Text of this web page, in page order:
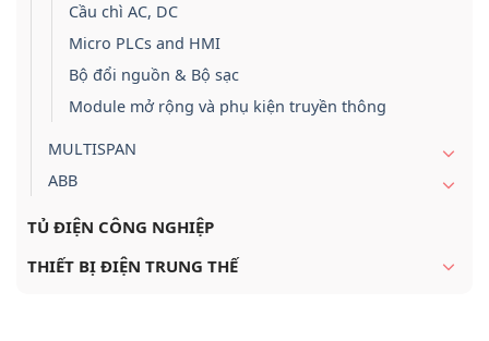
Cầu chì AC, DC
Micro PLCs and HMI
Bộ đổi nguồn & Bộ sạc
Module mở rộng và phụ kiện truyền thông
MULTISPAN
ABB
TỦ ĐIỆN CÔNG NGHIỆP
THIẾT BỊ ĐIỆN TRUNG THẾ